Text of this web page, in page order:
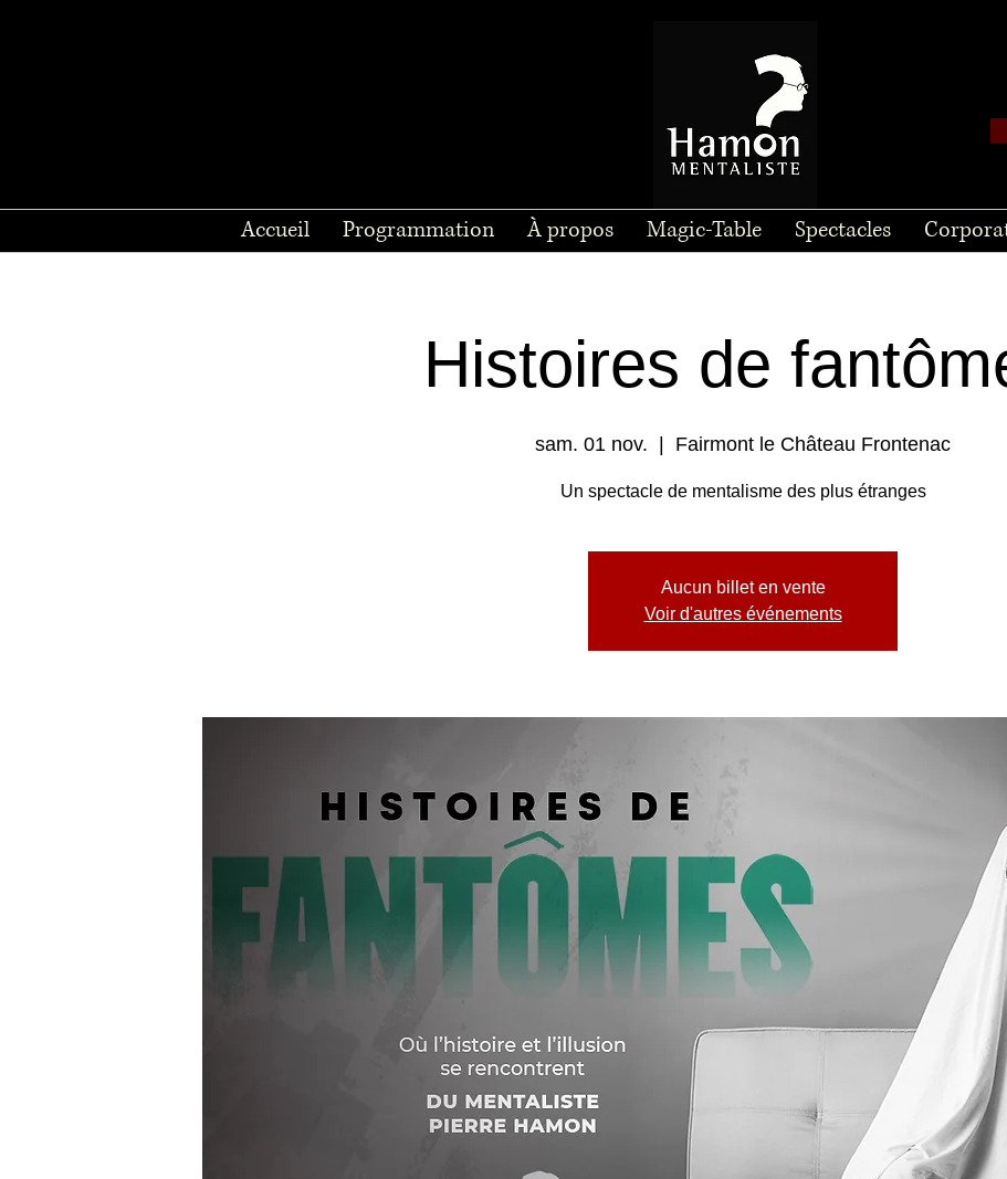
Accueil Programmation À propos Magic-Table Spectacles
Histoires de
sam. 01 nov. Fairmont le Château Frontenac
Un spectacle de mentalisme des plus étranges
Aucun billet en vente
Voir d'autres événements